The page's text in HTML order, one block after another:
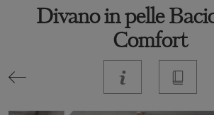
Divano in pelle
Comfort